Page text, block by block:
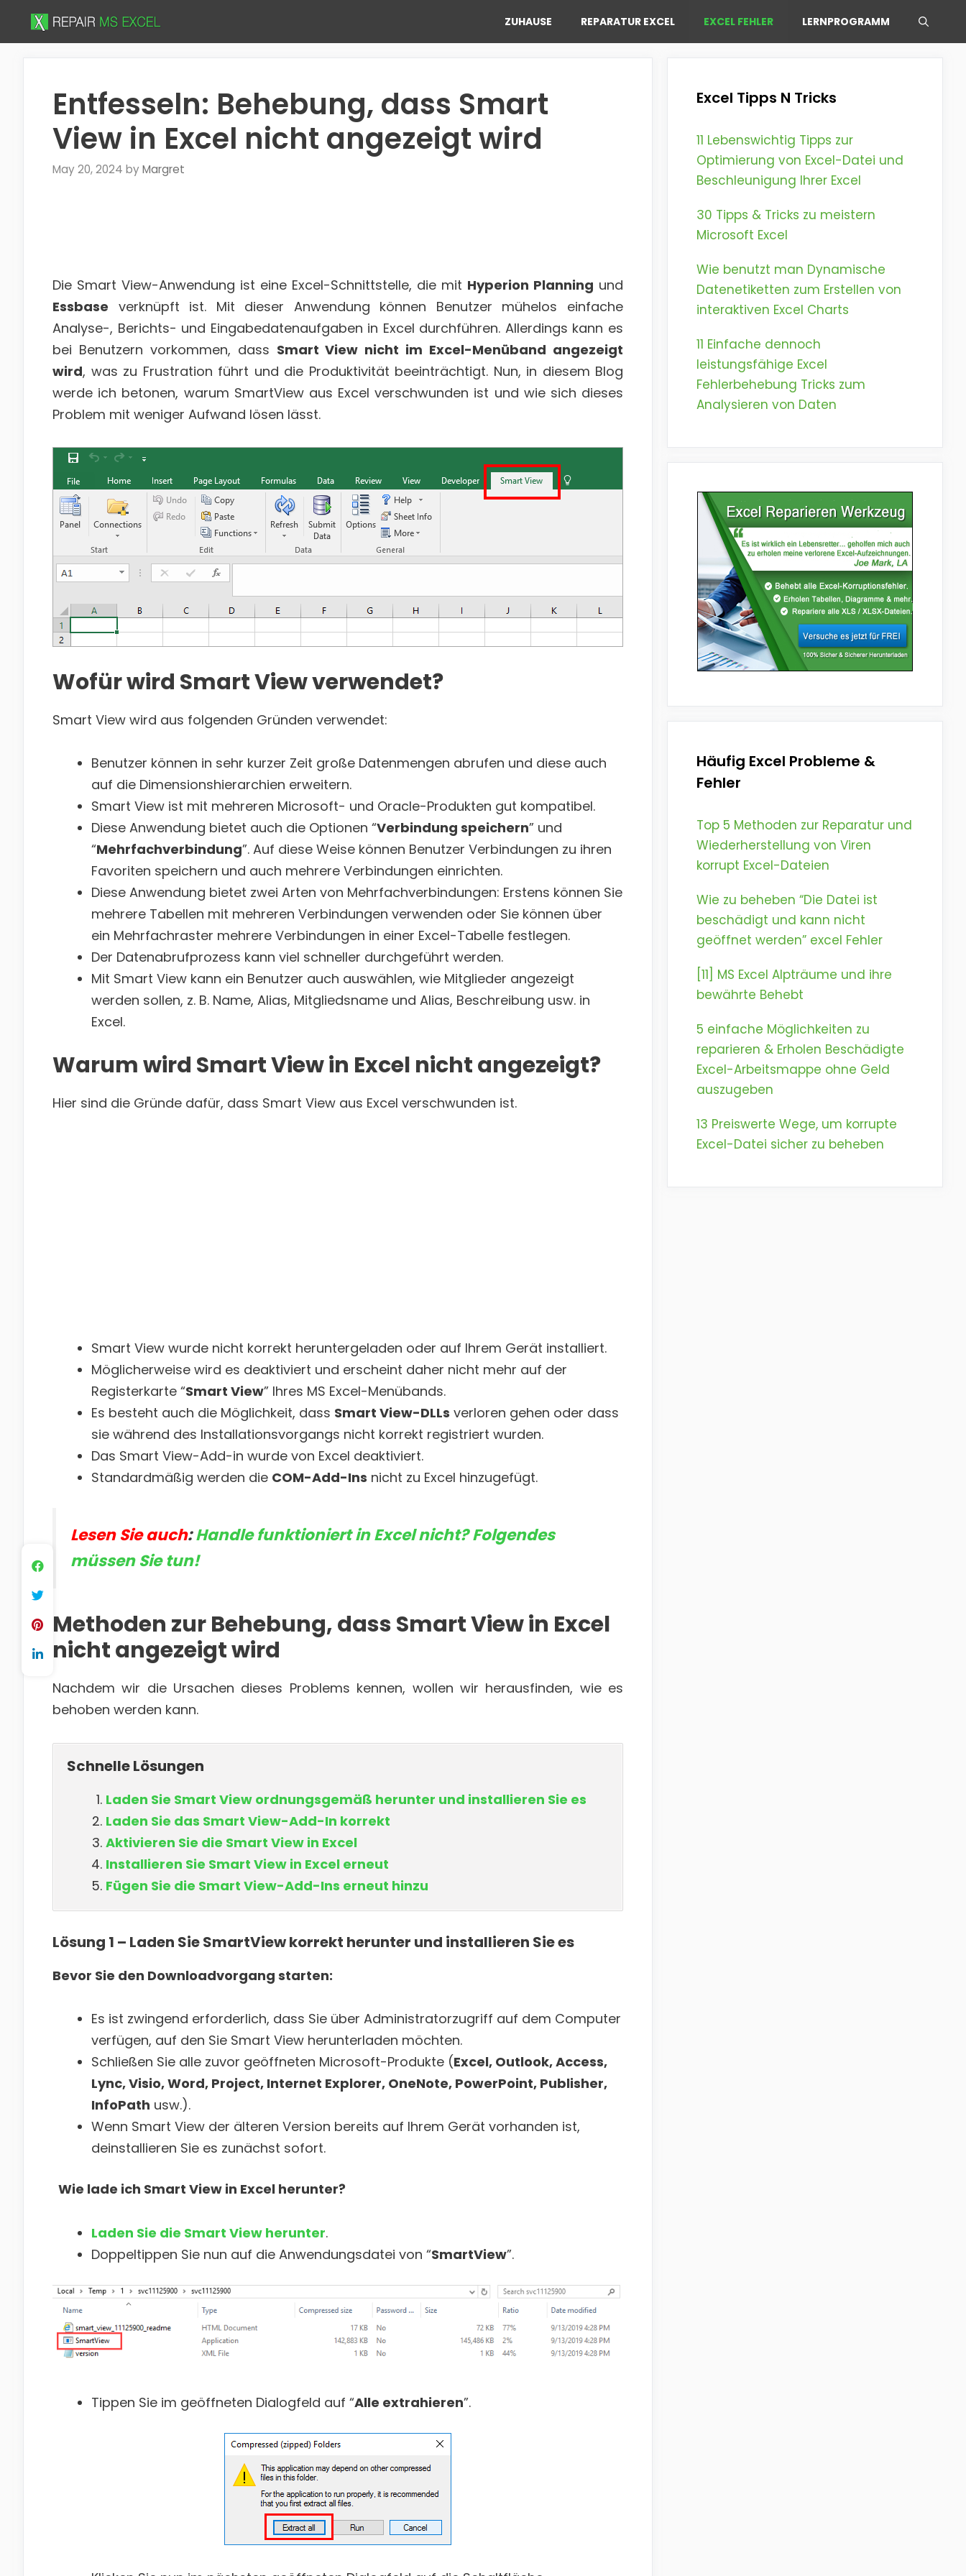
ZUHAUSE REPARATUR EXCEL EXCEL FEHLER LERNPROGRAMM
Entfesseln: Behebung, dass Smart
View in Excel nicht angezeigt wird
May 20, 2024 by Margret
Die Smart View-Anwendung ist eine Excel-Schnittstelle, die mit Hyperion Planning und
Essbase verknüpft ist. Mit dieser Anwendung können Benutzer mühelos einfache
Analyse-, Berichts- und Eingabedatenaufgaben in Excel durchführen. Allerdings kann es
bei Benutzern vorkommen, dass Smart View nicht im Excel-Menüband angezeigt
wird, was zu Frustration führt und die Produktivität beeinträchtigt. Nun, in diesem Blog
werde ich betonen, warum SmartView aus Excel verschwunden ist und wie sich dieses
Problem mit weniger Aufwand lösen lässt.
Wofür wird Smart View verwendet?
Smart View wird aus folgenden Gründen verwendet:
Benutzer können in sehr kurzer Zeit große Datenmengen abrufen und diese auch
auf die Dimensionshierarchien erweitern.
Smart View ist mit mehreren Microsoft- und Oracle-Produkten gut kompatibel.
Diese Anwendung bietet auch die Optionen “Verbindung speichern” und
“Mehrfachverbindung”. Auf diese Weise können Benutzer Verbindungen zu ihren
Favoriten speichern und auch mehrere Verbindungen einrichten.
Diese Anwendung bietet zwei Arten von Mehrfachverbindungen: Erstens können Sie
mehrere Tabellen mit mehreren Verbindungen verwenden oder Sie können über
ein Mehrfachraster mehrere Verbindungen in einer Excel-Tabelle festlegen.
Der Datenabrufprozess kann viel schneller durchgeführt werden.
Mit Smart View kann ein Benutzer auch auswählen, wie Mitglieder angezeigt
werden sollen, z. B. Name, Alias, Mitgliedsname und Alias, Beschreibung usw. in
Excel.
Warum wird Smart View in Excel nicht angezeigt?
Hier sind die Gründe dafür, dass Smart View aus Excel verschwunden ist.
Smart View wurde nicht korrekt heruntergeladen oder auf Ihrem Gerät installiert.
Möglicherweise wird es deaktiviert und erscheint daher nicht mehr auf der
Registerkarte “Smart View” Ihres MS Excel-Menübands.
Es besteht auch die Möglichkeit, dass Smart View-DLLs verloren gehen oder dass
sie während des Installationsvorgangs nicht korrekt registriert wurden.
Das Smart View-Add-in wurde von Excel deaktiviert.
Standardmäßig werden die COM-Add-Ins nicht zu Excel hinzugefügt.
Lesen Sie auch:Handle funktioniert in Excel nicht? Folgendes
müssen Sie tun!
Methoden zur Behebung, dass Smart View in Excel
nicht angezeigt wird
Nachdem wir die Ursachen dieses Problems kennen, wollen wir herausfinden, wie es
behoben werden kann.
Schnelle Lösungen
Laden Sie Smart View ordnungsgemäß herunter und installieren Sie es
Laden Sie das Smart View-Add-In korrekt
Aktivieren Sie die Smart View in Excel
Installieren Sie Smart View in Excel erneut
Fügen Sie die Smart View-Add-Ins erneut hinzu
Lösung 1 – Laden Sie SmartView korrekt herunter und installieren Sie es
Bevor Sie den Downloadvorgang starten:
Es ist zwingend erforderlich, dass Sie über Administratorzugriff auf dem Computer
verfügen, auf den Sie Smart View herunterladen möchten.
Schließen Sie alle zuvor geöffneten Microsoft-Produkte (Excel, Outlook, Access,
Lync, Visio, Word, Project, Internet Explorer, OneNote, PowerPoint, Publisher,
InfoPath usw.).
Wenn Smart View der älteren Version bereits auf Ihrem Gerät vorhanden ist,
deinstallieren Sie es zunächst sofort.
Wie lade ich Smart View in Excel herunter?
Laden Sie die Smart View herunter.
Doppeltippen Sie nun auf die Anwendungsdatei von “SmartView”.
Tippen Sie im geöffneten Dialogfeld auf “Alle extrahieren”.
Excel Tipps N Tricks
11 Lebenswichtig Tipps zur
Optimierung von Excel-Datei und
Beschleunigung Ihrer Excel
30 Tipps & Tricks zu meistern
Microsoft Excel
Wie benutzt man Dynamische
Datenetiketten zum Erstellen von
interaktiven Excel Charts
11 Einfache dennoch
leistungsfähige Excel
Fehlerbehebung Tricks zum
Analysieren von Daten
Häufig Excel Probleme &
Fehler
Top 5 Methoden zur Reparatur und
Wiederherstellung von Viren
korrupt Excel-Dateien
Wie zu beheben “Die Datei ist
beschädigt und kann nicht
geöffnet werden” excel Fehler
[11] MS Excel Alpträume und ihre
bewährte Behebt
5 einfache Möglichkeiten zu
reparieren & Erholen Beschädigte
Excel-Arbeitsmappe ohne Geld
auszugeben
13 Preiswerte Wege, um korrupte
Excel-Datei sicher zu beheben